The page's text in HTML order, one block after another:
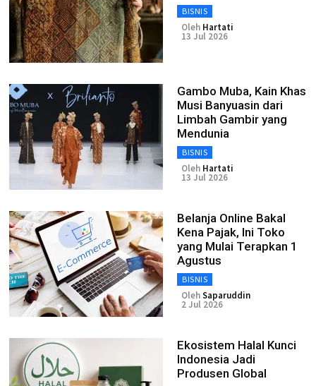
BISNIS
Oleh Hartati
13 Jul 2026
Gambo Muba, Kain Khas
Musi Banyuasin dari
Limbah Gambir yang
Mendunia
BISNIS
Oleh Hartati
13 Jul 2026
Belanja Online Bakal
Kena Pajak, Ini Toko
yang Mulai Terapkan 1
Agustus
BISNIS
OlehSaparuddin
2 Jul 2026
Ekosistem Halal Kunci
Indonesia Jadi
Produsen Global